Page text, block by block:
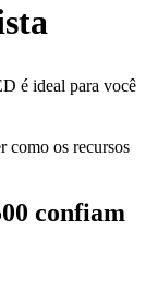
é ideal para você
como os recursos
confiam